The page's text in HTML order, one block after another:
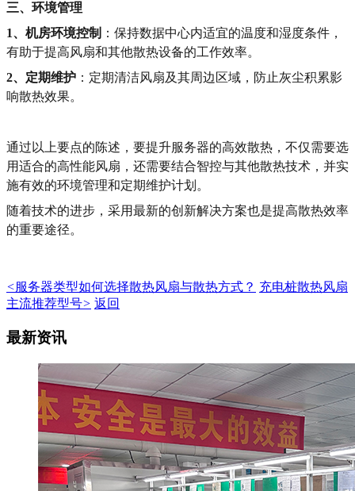
三、环境管理
1、机房环境控制 ：保持数据中心内适宜的温度和湿度条件，
有助于提高风扇和其他散热设备的工作效率。
2、 定期维护 ：定期清洁风扇及其周边区域，防止灰尘积累影
响散热效果。
通过以上要点的陈述，要提升服务器的高效散热，不仅需要选
用适合的高性能风扇，还需要结合智控与其他散热技术，并实
施有效的环境管理和定期维护计划。
随着技术的进步，采用最新的创新解决方案也是提高散热效率
的重要途径。
<服务器类型如何选择散热风扇与散热方式？ 充电桩散热风扇
主流推荐型号> 返回
最新资讯